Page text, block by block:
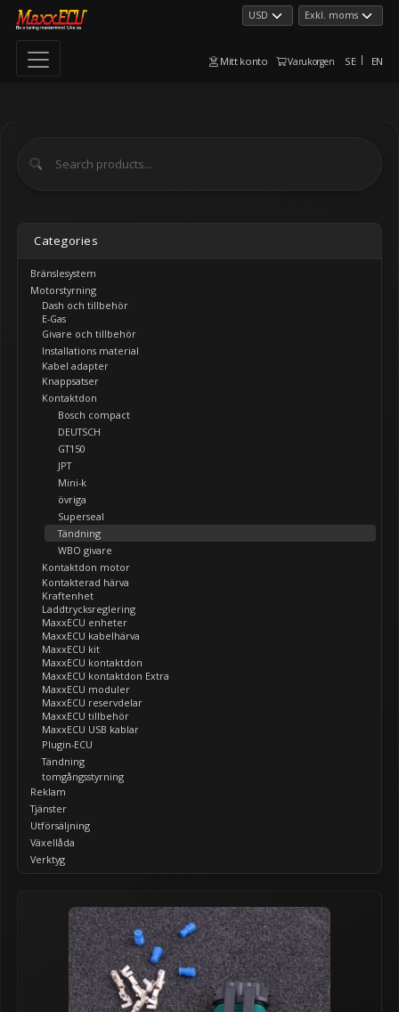
Mitt konto Varukorgen SE EN
Categories
Bränslesystem
Motorstyrning
Dash och tillbehör
E-Gas
Givare och tillbehör
Installations material
Kabel adapter
Knappsatser
Kontaktdon
Bosch compact
DEUTSCH
GT150
JPT
Mini-k
övriga
Superseal
Tändning
WBO givare
Kontaktdon motor
Kontakterad härva
Kraftenhet
Laddtrycksreglering
MaxxECU enheter
MaxxECU kabelhärva
MaxxECU kit
MaxxECU kontaktdon
MaxxECU kontaktdon Extra
MaxxECU moduler
MaxxECU reservdelar
MaxxECU tillbehör
MaxxECU USB kablar
Plugin-ECU
Tändning
tomgångsstyrning
Reklam
Tjänster
Utförsäljning
Växellåda
Verktyg